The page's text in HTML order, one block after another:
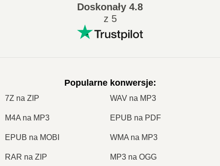
Doskonały 4.8
z 5
Popularne konwersje:
7Z na ZIP WAV na MP3
M4A na MP3 EPUB na PDF
EPUB na MOBI WMA na MP3
RAR na ZIP MP3 na OGG